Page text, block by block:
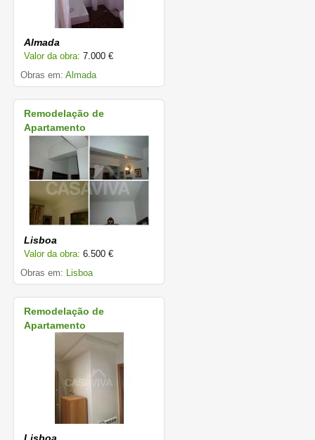
Almada
Valor da obra: 7.000 €
Obras em: Almada
Remodelação de
Apartamento
Lisboa
Valor da obra: 6.500 €
Obras em: Lisboa
Remodelação de
Apartamento